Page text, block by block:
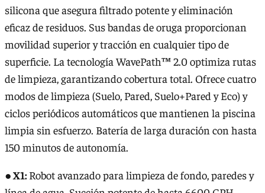
silicona que asegura filtrado potente y eliminación
eficaz de residuos. Sus bandas de oruga proporcionan
movilidad superior y tracción en cualquier tipo de
superficie. La tecnología WavePath™ 2.0 optimiza rutas
de limpieza, garantizando cobertura total. Ofrece cuatro
modos de limpieza (Suelo, Pared, Suelo+Pared y Eco) y
ciclos periódicos automáticos que mantienen la piscina
limpia sin esfuerzo. Batería de larga duración con hasta
150 minutos de autonomía.
● X1:Robot avanzado para limpieza de fondo, paredes y